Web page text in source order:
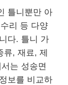
틀니뿐만 아
리 등 다양
다. 틀니 가
류, 재료, 제
는 성송면
보를 비교하